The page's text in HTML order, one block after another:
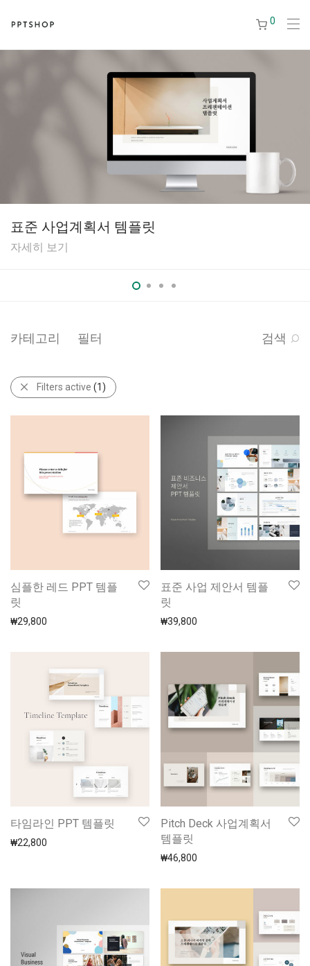
0
표준 사업계획서 템플릿
자세히 보기
카테고리 필터 검색
Filters active (1)
심플한 레드 PPT 템플
릿
₩29,800
표준 사업 제안서 템플
릿
₩39,800
타임라인 PPT 템플릿
₩22,800
Pitch Deck 사업계획서
템플릿
₩46,800